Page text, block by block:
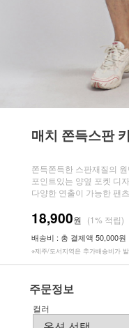
매치 쫀득스판
쫀득쫀득한 스판재질의
포인트있는 양옆 포켓 디
다양한 연출이 가능한 팬츠
18,900원 (1% 적립)
배송비 : 총 결제액 50,000원
※제주/도서지역은 추가배송비가
주문정보
컬러